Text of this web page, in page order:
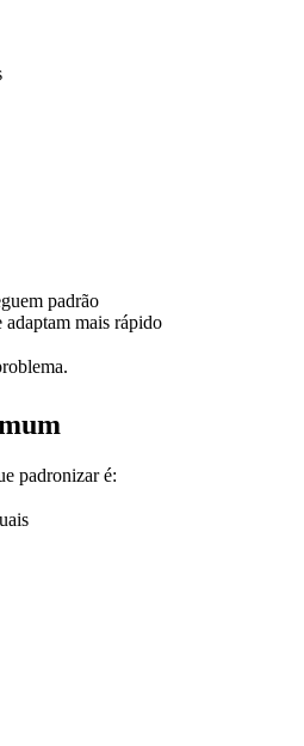
padrão
adaptam mais rápido
padronizar é: